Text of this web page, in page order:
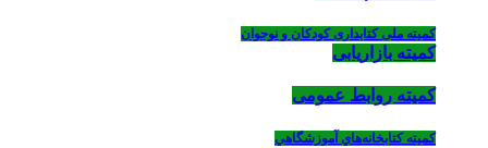
کمیته ملی کتابداری کودکان و نوجوان
کمیته بازاریابی
کمیته روابط عمومی
كميته كتابخانه‌هاي آموزشگاهي